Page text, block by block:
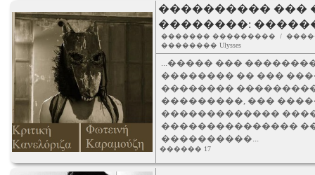
���������� ���
��������:
������� ��������� /
�������� Ulysses
...����� ���
�������� �� ���
��������
���������, ���
�������������
���������������
����������...
������ 17